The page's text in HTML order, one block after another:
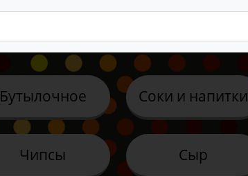
Бутылочное Соки и напитки
Чипсы Сыр